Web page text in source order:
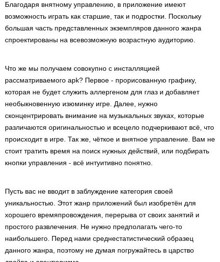
Благодаря внятному управлению, в приложение имеют
возможность играть как старшие, так и подростки. Поскольку
большая часть представленных экземпляров данного жанра
спроектированы на всевозможную возрастную аудиторию.
Что же мы получаем совокупно с инсталляцией
рассматриваемого apk? Первое - прорисованную графику,
которая не будет служить аллергеном для глаз и добавляет
необыкновенную изюминку игре. Далее, нужно
сконцентрировать внимание на музыкальных звуках, которые
различаются оригинальностью и всецело подчеркивают всё, что
происходит в игре. Так же, чёткое и внятное управление. Вам не
стоит тратить время на поиск нужных действий, или подбирать
кнопки управления - всё интуитивно понятно.
Пусть вас не вводит в заблуждение категория своей
уникальностью. Этот жанр приложений был изобретён для
хорошего времяпровождения, перерыва от своих занятий и
простого развлечения. Не нужно предполагать чего-то
наибольшего. Перед нами среднестатистический образец
данного жанра, поэтому не думая погружайтесь в царство